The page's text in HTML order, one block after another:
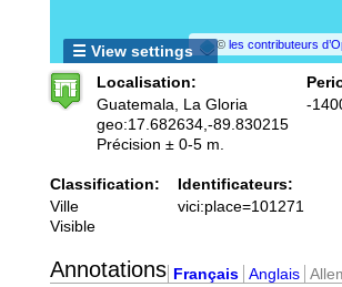
©les contributeurs
☰ View settings
Localisation:
Guatemala, La Gloria
geo:17.682634,-89.830215
Précision ± 0-5 m.
-
Classification:
Ville
Visible
Identificateurs:
vici:place=101271
Annotations Français Anglais